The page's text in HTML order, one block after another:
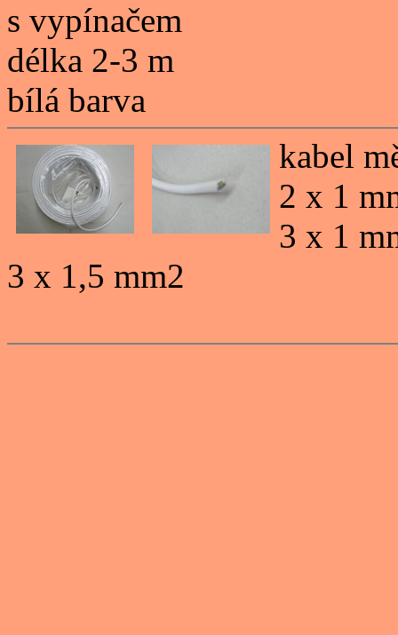
s vypínačem
délka 2-3 m
bílá barva
kabel
2 x 1
3 x 1
3 x 1,5 mm2